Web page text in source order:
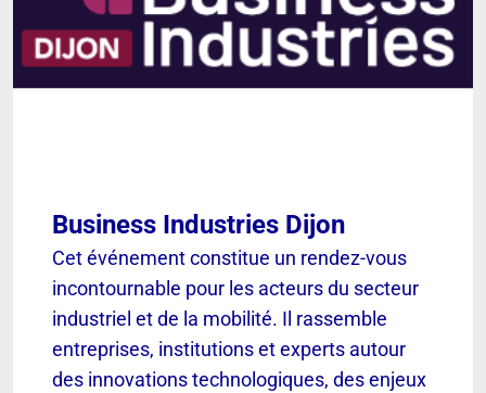
Business Industries Dijon
Cet événement constitue un rendez-vous
incontournable pour les acteurs du secteur
industriel et de la mobilité. Il rassemble
entreprises, institutions et experts autour
des innovations technologiques, des enjeux